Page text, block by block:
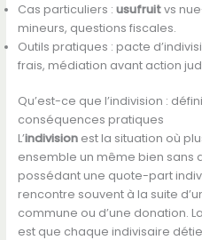
Cas particuliers : usufruitvs
mineurs, questions fiscales.
Outils pratiques : pacte
frais, médiation avant action
Qu’est-ce que l’indivision :
conséquences pratiques
L’indivisionest la situation où
ensemble un même bien sans
possédant une quote-part
rencontre souvent à la suite
commune ou d’une donation.
est que chaque indivisaire